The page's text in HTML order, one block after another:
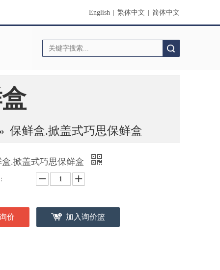
English 繁体中文 简体中文
保鲜盒.掀盖式巧思保鲜盒
.掀盖式巧思保鲜盒
价 加入询价篮